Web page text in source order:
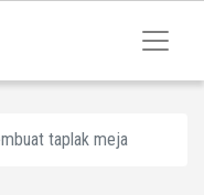
taplak meja